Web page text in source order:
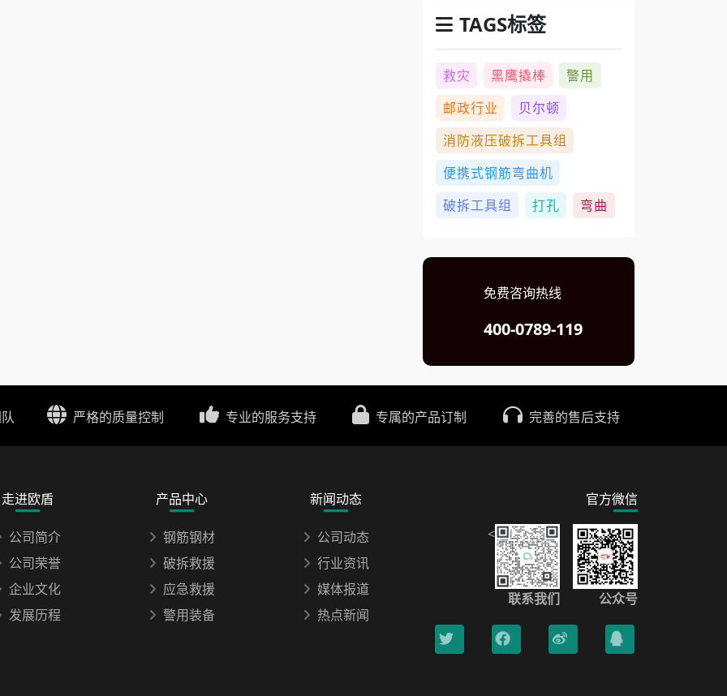
TAGS标签
救灾 黑鹰撬棒
警用
邮政行业
贝尔顿
消防液压破拆工具组
便携式钢筋弯曲机
破拆工具组
打孔 弯曲
免费咨询热线
400-0789-119
严格的质量控制 专业的服务支持 专属的产品订制 完善的售后支持
走进欧盾
公司简介
公司荣誉
企业文化
发展历程
产品中心
钢筋钢材
破拆救援
应急救援
警用装备
新闻动态
公司动态
行业资讯
媒体报道
热点新闻
官方微信
<
联系我们 公众号